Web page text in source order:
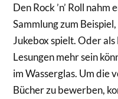
Den Rock ’n’ Roll
Sammlung zum
Jukebox spielt. Oder
Lesungen mehr sein
im Wasserglas. Um die
Bücher zu bewerben,